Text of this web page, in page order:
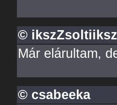
© ikszZsoltiiksz
Már elárultam,
© csabeeka